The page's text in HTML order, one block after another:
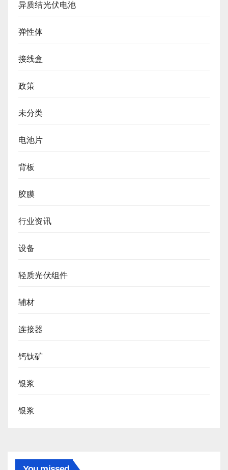
异质结光伏电池
弹性体
接线盒
政策
未分类
电池片
背板
胶膜
行业资讯
设备
轻质光伏组件
辅材
连接器
钙钛矿
银浆
银浆